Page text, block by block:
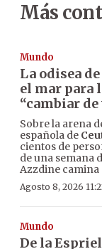
Más
Mundo
La odisea
el mar para
“cambiar de
Sobre la arena
española de
cientos de
de una semana
Azzdine camina
Agosto 8, 2026
Mundo
De la